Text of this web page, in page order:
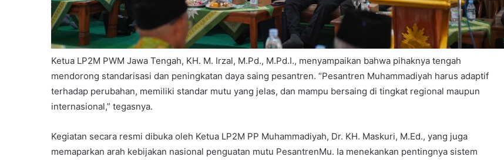
Ketua LP2M PWM Jawa Tengah, KH. M. Irzal, M.Pd., M.Pd.I., menyampaikan bahwa pihaknya tengah
mendorong standarisasi dan peningkatan daya saing pesantren. “Pesantren Muhammadiyah harus adaptif
terhadap perubahan, memiliki standar mutu yang jelas, dan mampu bersaing di tingkat regional maupun
internasional,” tegasnya.
Kegiatan secara resmi dibuka oleh Ketua LP2M PP Muhammadiyah, Dr. KH. Maskuri, M.Ed., yang juga
memaparkan arah kebijakan nasional penguatan mutu PesantrenMu. Ia menekankan pentingnya sistem